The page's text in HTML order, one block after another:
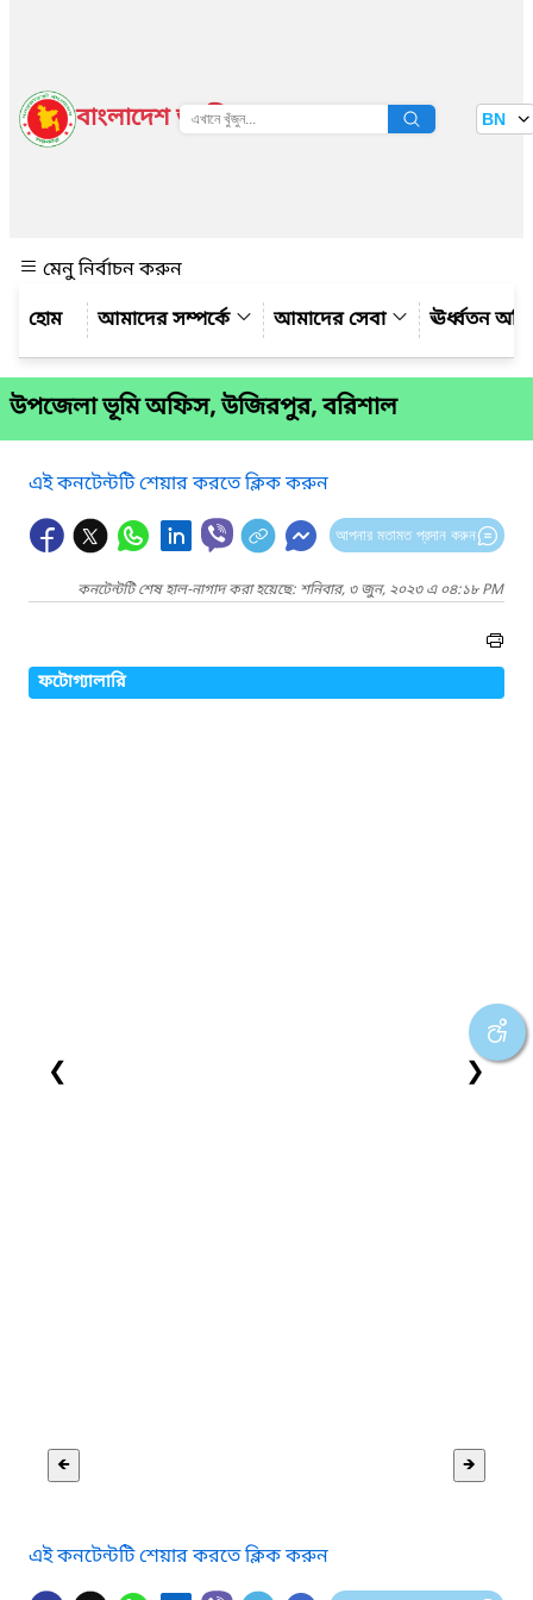
বাংলাদেশ জাতীয় তথ্য বাতায়ন BN
মেনু নির্বাচন করুন
আমাদের সম্পর্কে
আমাদের সেবা ঊর্ধ্বতন
উপজেলা ভূমি অফিস, উজিরপুর, বরিশাল
এই কনটেন্টটি শেয়ার করতে ক্লিক করুন
আপনার মতামত প্রদান করুন
কনটেন্টটি শেষ হাল-নাগাদ করা হয়েছে: শনিবার, ৩ জুন, ২০২৩ এ ০৪:১৮ PM
ফটোগ্যালারি
❮ ❯
🡸 🡺
এই কনটেন্টটি শেয়ার করতে ক্লিক করুন